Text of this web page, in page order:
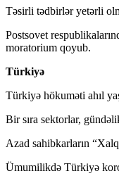
Təsirli tədbirlər yetərli
Postsovet
moratorium qoyub.
Türkiyə
Türkiyə hökuməti ahıl
Bir sıra sektorlar,
Azad sahibkarların
Ümumilikdə Türkiyə